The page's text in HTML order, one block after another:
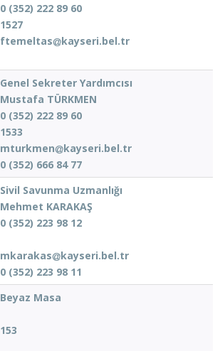
0 (352) 222 89 60
1527
ftemeltas
kayseri.bel.tr
Genel Sekreter Yardımcısı
Mustafa TÜRKMEN
0 (352) 222 89 60
1533
mturkmen
kayseri.bel.tr
0 (352) 666 84 77
Sivil Savunma Uzmanlığı
Mehmet KARAKAŞ
0 (352) 223 98 12
mkarakas
kayseri.bel.tr
0 (352) 223 98 11
Beyaz Masa
153